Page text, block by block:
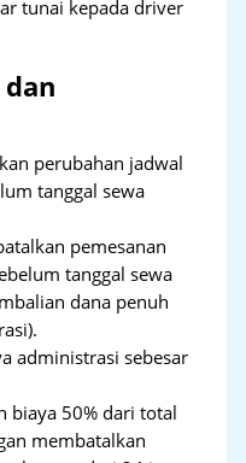
tunai kepada driver
perubahan jadwal
tanggal sewa
pemesanan
tanggal sewa
dana penuh
administrasi sebesar
biaya 50% dari total
membatalkan